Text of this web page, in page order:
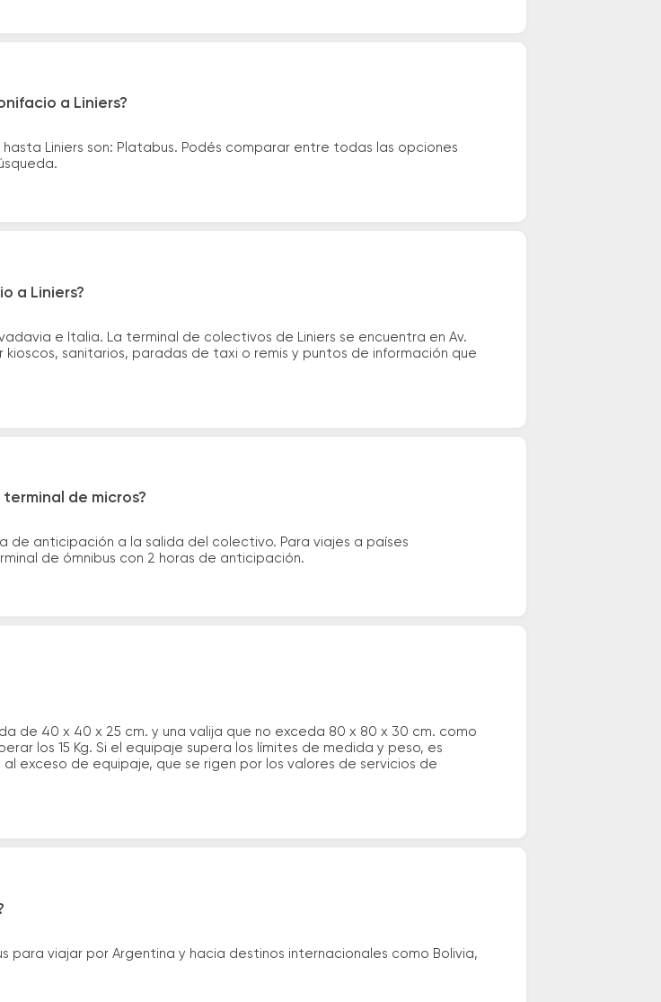
a Liniers?
Liniers son: Platabus. Podés comparar entre todas las opciones
a Liniers?
e Italia. La terminal de colectivos de Liniers se encuentra en Av.
kioscos, sanitarios, paradas de taxi o remis y puntos de información que
de micros?
de anticipación a la salida del colectivo. Para viajes a países
de ómnibus con 2 horas de anticipación.
de 40 x 40 x 25 cm. y una valija que no exceda 80 x 80 x 30 cm. como
los 15 Kg. Si el equipaje supera los límites de medida y peso, es
exceso de equipaje, que se rigen por los valores de servicios de
para viajar por Argentina y hacia destinos internacionales como Bolivia,